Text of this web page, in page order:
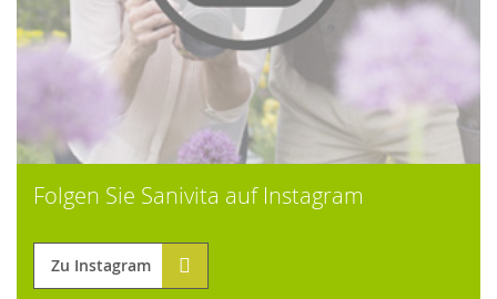
Folgen Sie Sanivita auf Instagram
Zu Instagram